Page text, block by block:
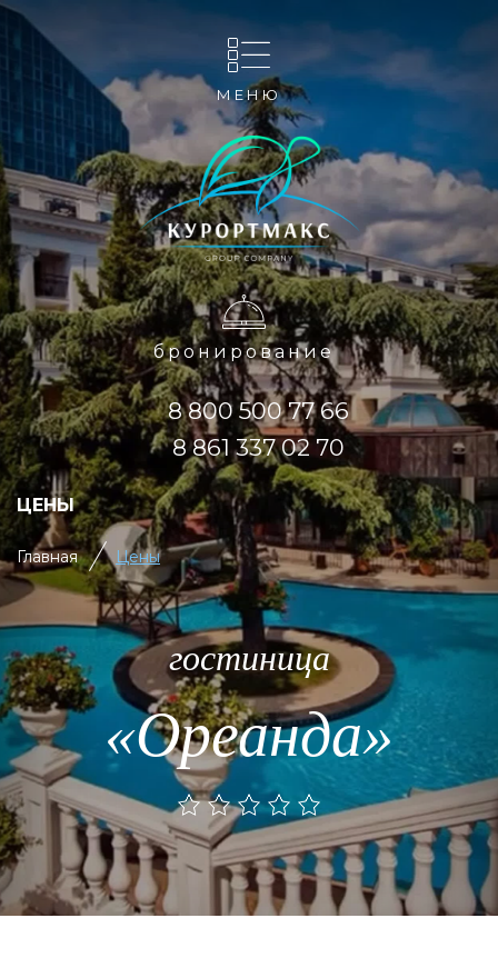
МЕНЮ
бронирование
8 800 500 77 66
8 861 337 02 70
ЦЕНЫ
Главная Цены
гостиница
«Ореанда»